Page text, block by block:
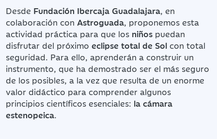
Desde Fundación Ibercaja Guadalajara, en
colaboración con Astroguada, proponemos esta
actividad práctica para que los niños puedan
disfrutar del próximo eclipse total de Sol con total
seguridad. Para ello, aprenderán a construir un
instrumento, que ha demostrado ser el más seguro
de los posibles, a la vez que resulta de un enorme
valor didáctico para comprender algunos
principios científicos esenciales: la cámara
estenopeica.